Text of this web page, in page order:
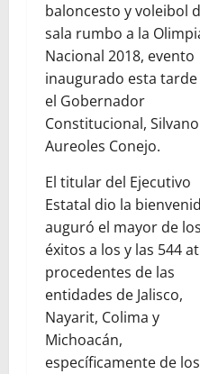
baloncesto y voleibol
sala rumbo a la
Nacional 2018, evento
inaugurado esta
el Gobernador
Constitucional, Silvano
Aureoles Conejo.
El titular del Ejecutivo
Estatal dio la
auguró el mayor de los
éxitos a los y las 544
procedentes de las
entidades de Jalisco,
Nayarit, Colima y
Michoacán,
específicamente de los